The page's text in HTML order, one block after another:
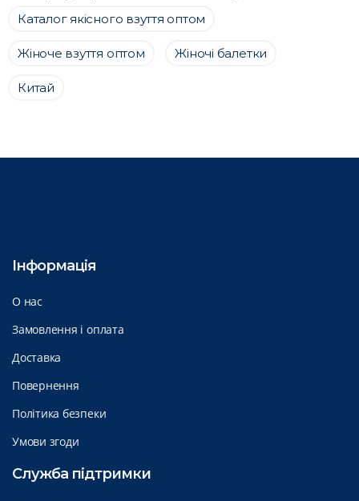
Каталог якісного взуття оптом
Жіноче взуття оптом Жіночі балетки
Китай
Інформація
О нас
Замовлення і оплата
Доставка
Повернення
Політика безпеки
Умови згоди
Служба підтримки